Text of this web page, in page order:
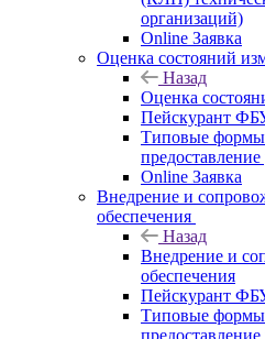
организаций)
Online Заявка
Оценка состояний
Назад
Оценка
Пейскурант
Типовые формы
предоставление
Online Заявка
Внедрение и
обеспечения
Назад
Внедрение и
обеспечения
Пейскурант
Типовые формы
предоставление